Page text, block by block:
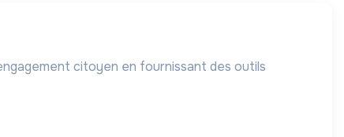
citoyen en fournissant des outils